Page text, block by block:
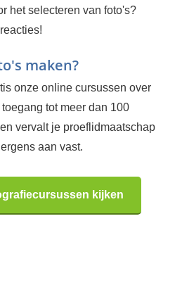
het selecteren van foto's?
maken?
onze online cursussen over
tot meer dan 100
vervalt je proeflidmaatschap
aan vast.
kijken